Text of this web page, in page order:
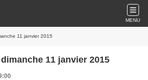
MENU
11 janvier 2015
11 janvier 2015